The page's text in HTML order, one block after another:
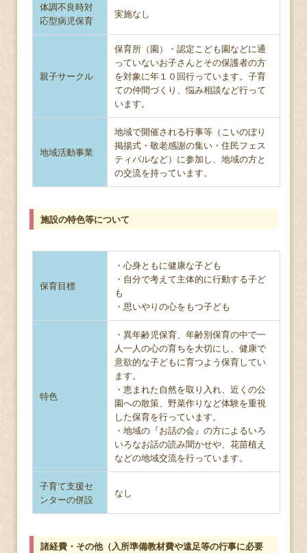
体調不良時対
応型病児保育
実施なし
親子サークル
保育所（園）・認定こども園などに通
っていないお子さんとその保護者の方
を対象に年１０回行っています。子育
ての仲間づくり、悩み相談など行って
います。
地域活動事業
地域で開催される行事等（こいのぼり
掲揚式・敬老感謝の集い・住民フェス
ティバルなど）に参加し、地域の方と
の交流を持っています。
施設の特色等について
保育目標
・心身ともに健康な子ども
・自分で考えて主体的に行動する子ど
も
・思いやりの心をもつ子ども
特色
・異年齢児保育、年齢別保育の中で一
人一人の心の育ちを大切にし、健康で
意欲的な子どもに育つよう保育してい
ます。
・恵まれた自然を取り入れ、近くの公
園への散策、野菜作りなど体験を重視
した保育を行っています。
・地域の『お話の会』の方によるいろ
いろなお話の読み聞かせや、花苗植え
などの地域交流を行っています。
子育て支援セ
ンターの併設
なし
諸経費・その他（入所準備教材費や遠足等の行事に必要